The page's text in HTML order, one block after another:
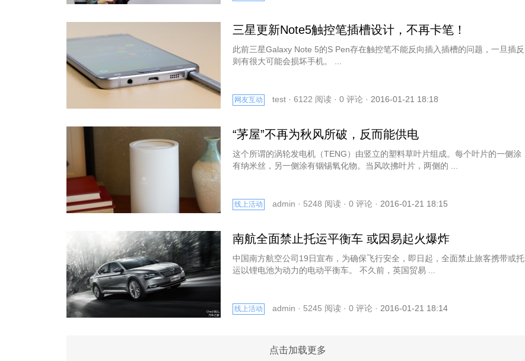
三星更新Note5触控笔插槽设计，不再卡笔！
此前三星Galaxy Note 5的S Pen存在触控笔不能反向插入插槽的问题，一旦插反
则有很大可能会损坏手机。 ...
网友互动 test · 6122 阅读 · 0 评论 · 2016-01-21 18:18
“茅屋”不再为秋风所破，反而能供电
这个所谓的涡轮发电机（TENG）由竖立的塑料草叶片组成。每个叶片的一侧涂
有纳米丝，另一侧涂有铟锡氧化物。当风吹拂叶片，两侧的 ...
线上活动 admin · 5248 阅读 · 0 评论 · 2016-01-21 18:15
南航全面禁止托运平衡车 或因易起火爆炸
中国南方航空公司19日宣布，为确保飞行安全，即日起，全面禁止旅客携带或托
运以锂电池为动力的电动平衡车。 不久前，英国贸易 ...
线上活动 admin · 5245 阅读 · 0 评论 · 2016-01-21 18:14
点击加载更多